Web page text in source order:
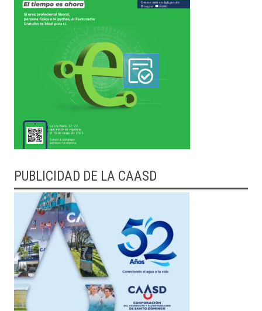
PUBLICIDAD DE LA CAASD